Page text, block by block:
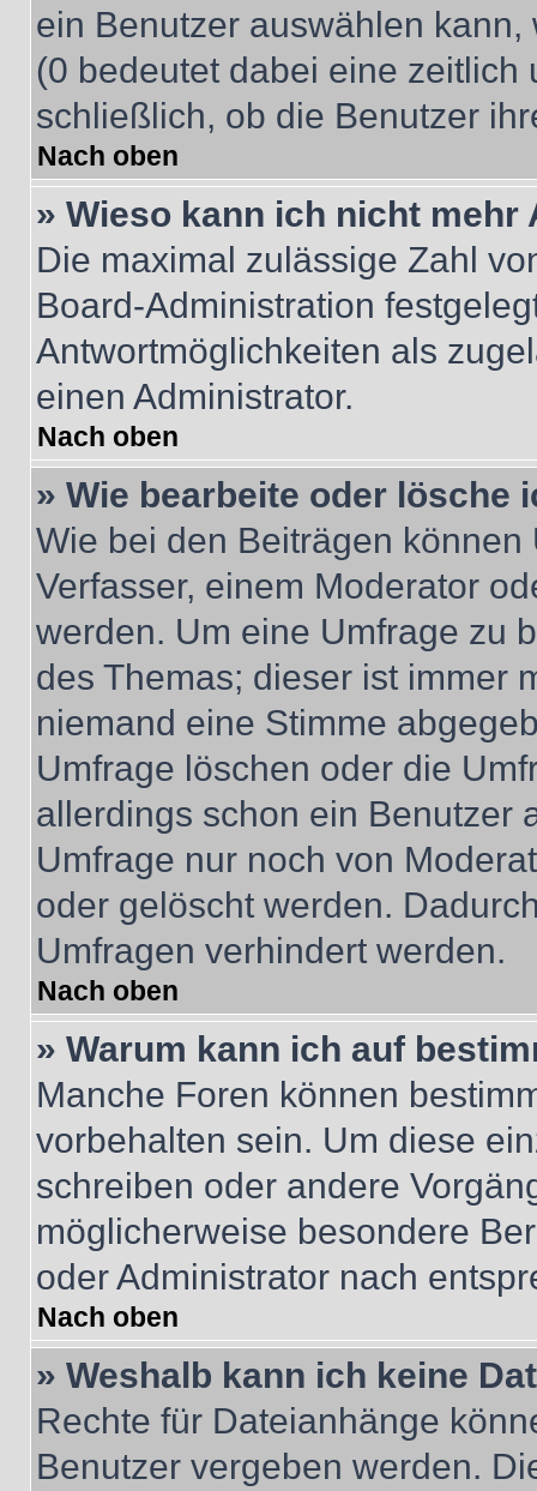
ein Benutzer auswählen
(0 bedeutet dabei eine
schließlich, ob die Benutzer
Nach oben
» Wieso kann ich nicht
Die maximal zulässige Zahl
Board-Administration
Antwortmöglichkeiten als
einen Administrator.
Nach oben
» Wie bearbeite oder lösche
Wie bei den Beiträgen
Verfasser, einem Moderator
werden. Um eine Umfrage zu
des Themas; dieser ist immer
niemand eine Stimme
Umfrage löschen oder die
allerdings schon ein Benutzer
Umfrage nur noch von
oder gelöscht werden.
Umfragen verhindert werden.
Nach oben
» Warum kann ich auf
Manche Foren können
vorbehalten sein. Um diese
schreiben oder andere
möglicherweise besondere
oder Administrator nach
Nach oben
» Weshalb kann ich keine
Rechte für Dateianhänge
Benutzer vergeben werden.